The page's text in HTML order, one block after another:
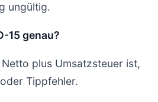
ungültig.
15 genau?
plus Umsatzsteuer ist,
Tippfehler.